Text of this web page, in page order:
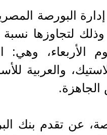
الأربعاء، وهي:
والعربية
الجاهزة.
عن تقدم بنك